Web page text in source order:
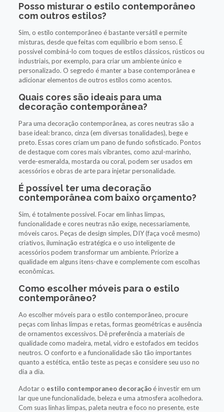
Posso misturar o estilo contemporâneo
com outros estilos?
Sim, o estilo contemporâneo é bastante versátil e permite
misturas, desde que feitas com equilíbrio e bom senso. É
possível combiná-lo com toques de estilos clássicos, rústicos ou
industriais, por exemplo, para criar um ambiente único e
personalizado. O segredo é manter a base contemporânea e
adicionar elementos de outros estilos como acentos.
Quais cores são ideais para uma
decoração contemporânea?
Para uma decoração contemporânea, as cores neutras são a
base ideal: branco, cinza (em diversas tonalidades), bege e
preto. Essas cores criam um pano de fundo sofisticado. Pontos
de destaque com cores mais vibrantes, como azul-marinho,
verde-esmeralda, mostarda ou coral, podem ser usados em
acessórios e obras de arte para injetar personalidade.
É possível ter uma decoração
contemporânea com baixo orçamento?
Sim, é totalmente possível. Focar em linhas limpas,
funcionalidade e cores neutras não exige, necessariamente,
móveis caros. Peças de design simples, DIY (faça você mesmo)
criativos, iluminação estratégica e o uso inteligente de
acessórios podem transformar um ambiente. Priorize a
qualidade em alguns itens-chave e complemente com escolhas
econômicas.
Como escolher móveis para o estilo
contemporâneo?
Ao escolher móveis para o estilo contemporâneo, procure
peças com linhas limpas e retas, formas geométricas e ausência
de ornamentos excessivos. Dê preferência a materiais de
qualidade como madeira, metal, vidro e estofados em tecidos
neutros. O conforto e a funcionalidade são tão importantes
quanto a estética, então teste as peças e considere seu uso no
dia a dia.
Adotar o estilo contemporaneo decoraçãoé investir em um
lar que une funcionalidade, beleza e uma atmosfera acolhedora.
Com suas linhas limpas, paleta neutra e foco no presente, este